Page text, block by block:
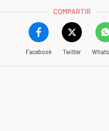
COMPARTIR
Facebook Twitter